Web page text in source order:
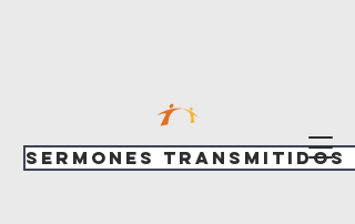
Sermones transmitidos